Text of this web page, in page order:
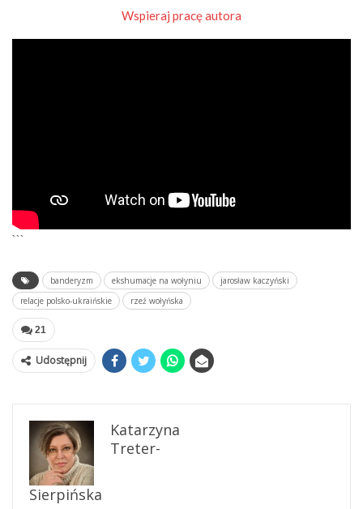
Wspieraj pracę autora
```
banderyzm ekshumacje na wołyniu
jarosław kaczyński
relacje polsko-ukraińskie
rzeź wołyńska
21
Udostępnij
Katarzyna
Treter-
Sierpińska